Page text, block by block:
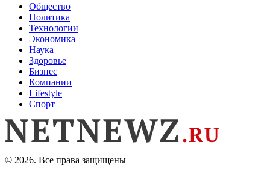
Общество
Политика
Технологии
Экономика
Наука
Здоровье
Бизнес
Компании
Lifestyle
Спорт
© 2026. Все права защищены